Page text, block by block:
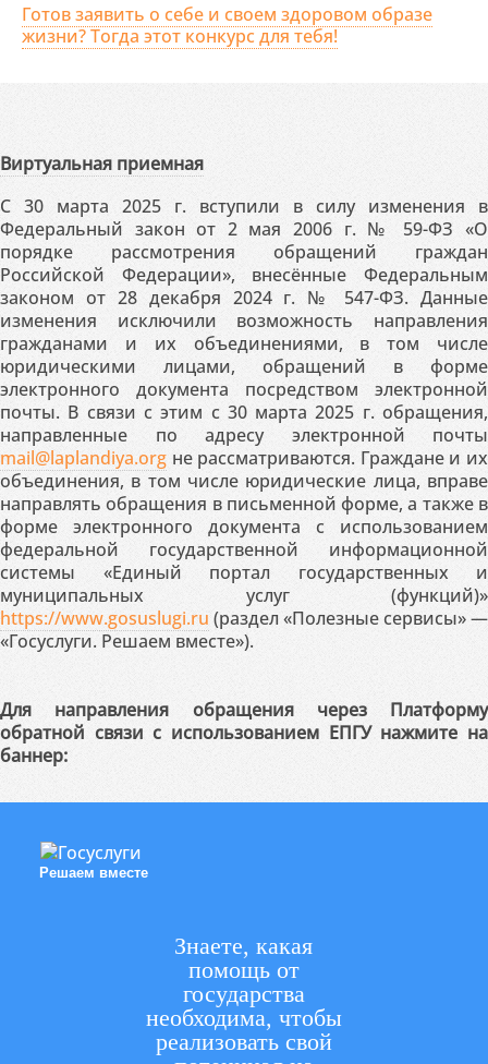
Готов заявить о себе и своем здоровом образе
жизни? Тогда этот конкурс для тебя!
Виртуальная приемная
С 30 марта 2025 г. вступили в силу изменения в
Федеральный закон от 2 мая 2006 г. № 59-ФЗ «О
порядке рассмотрения обращений граждан
Российской Федерации», внесённые Федеральным
законом от 28 декабря 2024 г. № 547-ФЗ. Данные
изменения исключили возможность направления
гражданами и их объединениями, в том числе
юридическими лицами, обращений в форме
электронного документа посредством электронной
почты. В связи с этим с 30 марта 2025 г. обращения,
направленные по адресу электронной почты
mail@laplandiya.org не рассматриваются. Граждане и их
объединения, в том числе юридические лица, вправе
направлять обращения в письменной форме, а также в
форме электронного документа с использованием
федеральной государственной информационной
системы «Единый портал государственных и
муниципальных услуг (функций)»
https://www.gosuslugi.ru (раздел «Полезные сервисы» —
«Госуслуги. Решаем вместе»).
Для направления обращения через Платформу
обратной связи с использованием ЕПГУ нажмите на
баннер:
Решаем вместе
Знаете, какая
помощь от
государства
необходима, чтобы
реализовать свой